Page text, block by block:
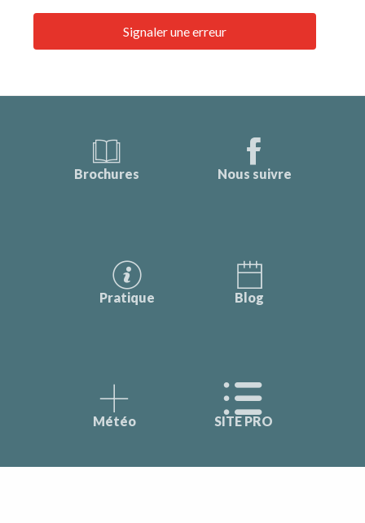
Signaler une erreur
Brochures Nous suivre
Pratique Blog
Météo SITE PRO